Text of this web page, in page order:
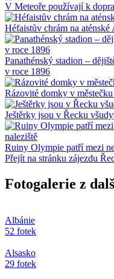
V Meteoře používají k
Héfaistův chrám na aténské
Panathénský stadion –
v roce 1896
Rázovité domky v
Ještěrky jsou v Řecku
Ruiny Olympie patří mezi
Přejít na stránku zájezdu
Fotogalerie z
Albánie
52 fotek
Alsasko
29 fotek